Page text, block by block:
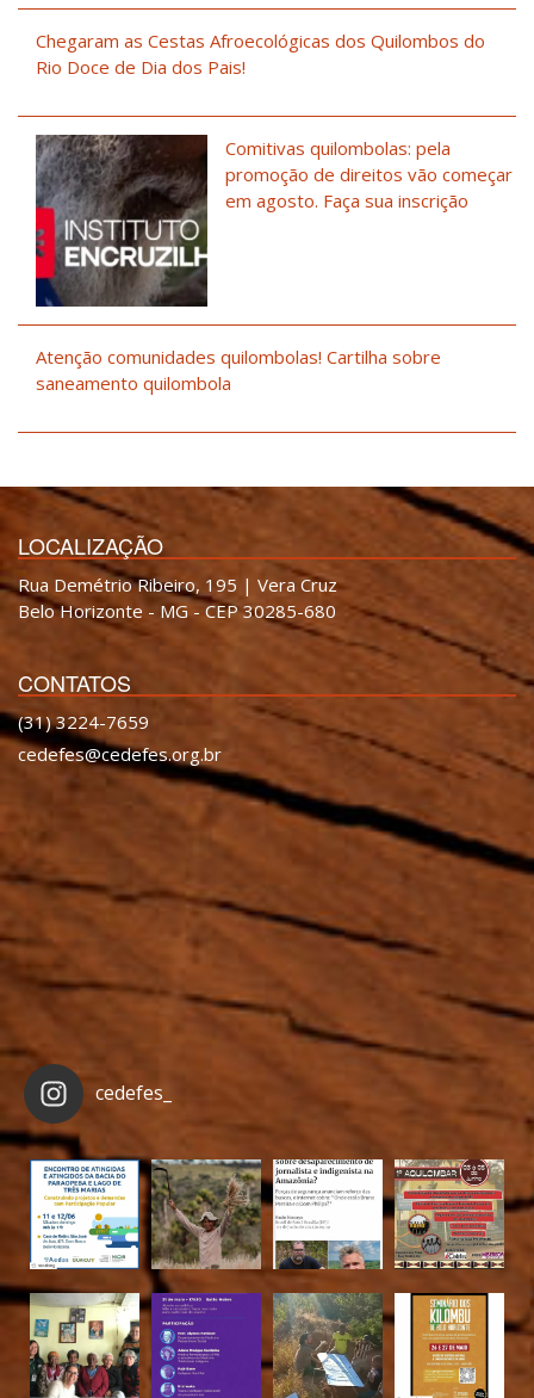
Chegaram as Cestas Afroecológicas dos Quilombos do
Rio Doce de Dia dos Pais!
Comitivas quilombolas: pela
promoção de direitos vão começar
em agosto. Faça sua inscrição
Atenção comunidades quilombolas! Cartilha sobre
saneamento quilombola
LOCALIZAÇÃO
Rua Demétrio Ribeiro, 195 | Vera Cruz
Belo Horizonte - MG - CEP 30285-680
CONTATOS
(31) 3224-7659
cedefes@cedefes.org.br
cedefes_